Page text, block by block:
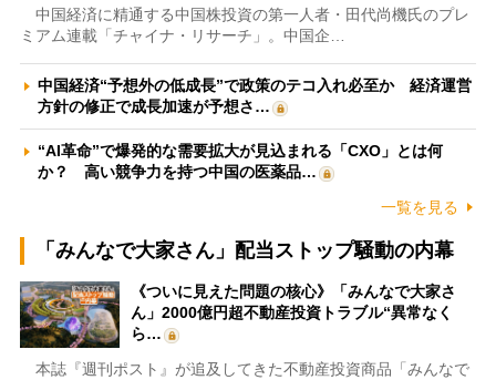
中国経済に精通する中国株投資の第一人者・田代尚機氏のプレ
ミアム連載「チャイナ・リサーチ」。中国企…
中国経済“予想外の低成長”で政策のテコ入れ必至か 経済運営
方針の修正で成長加速が予想さ…
“AI革命”で爆発的な需要拡大が見込まれる「CXO」とは何
か？ 高い競争力を持つ中国の医薬品…
一覧を見る
「みんなで大家さん」配当ストップ騒動の内幕
《ついに見えた問題の核心》「みんなで大家さ
ん」2000億円超不動産投資トラブル“異常なく
ら…
本誌『週刊ポスト』が追及してきた不動産投資商品「みんなで